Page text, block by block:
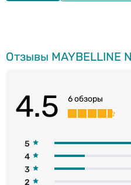
4.5 6 обзоры
5
4
3
2